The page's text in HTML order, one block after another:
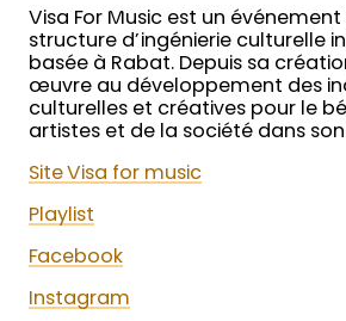
Visa For Music est un
structure d’ingénierie culturelle
basée à Rabat. Depuis sa
œuvre au développement des
culturelles et créatives pour le
artistes et de la société dans
Site Visa for music
Playlist
Facebook
Instagram